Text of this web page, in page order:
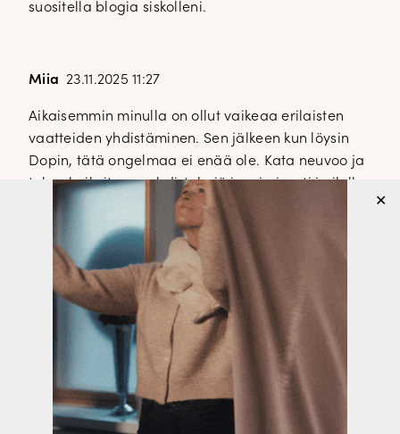
suositella blogia siskolleni.
Miia 23.11.2025 11:27
Aikaisemmin minulla on ollut vaikeaa erilaisten
vaatteiden yhdistäminen. Sen jälkeen kun löysin
Dopin, tätä ongelmaa ei enää ole. Kata neuvoo ja
tekee huikeita asuyhdistelmiä inspiroivasti ja ilolla.
Ja parasta on mitoitustiedot, ostokset osuu aina
nappiin! Suosittelen blogia aivan kaikille
Etenkin, jos erilaisten vaatekappaleiden
yhdistäminen mietityttää.
Kaisa 23.11.2025 10:55
Löysin Dopp:in melko äskettäin ja koukutuin heti
ihastelemaan Katan vaate-esittelyitä. Ihanasti ja
inspiroivasti yhdisteltyjä asu kokonaisuuksia! Olen
✕